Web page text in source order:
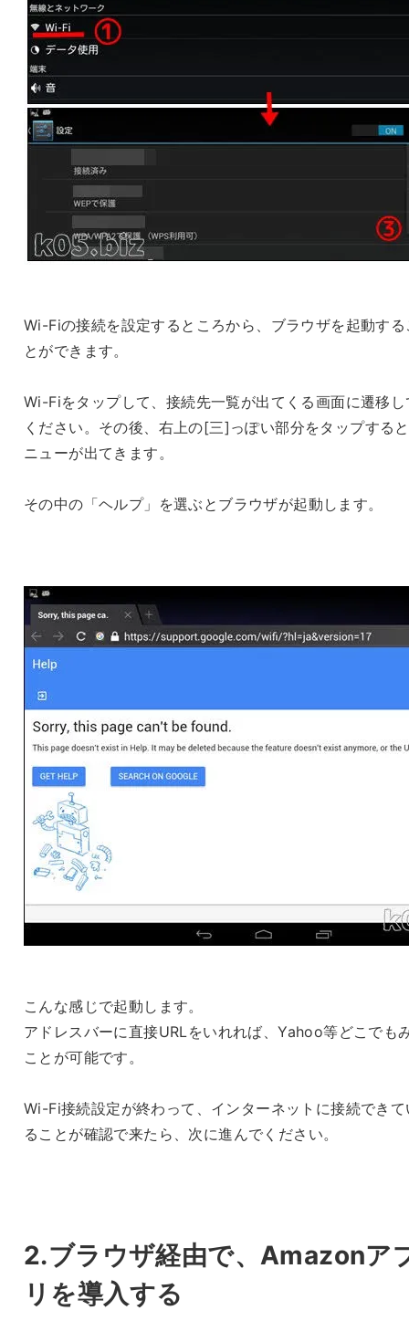
Wi-Fiの接続を設定するところから、ブラウザを起動する
とができます。
Wi-Fiをタップして、接続先一覧が出てくる画面に遷移し
ください。その後、右上の[三]っぽい部分をタップする
ニューが出てきます。
その中の「ヘルプ」を選ぶとブラウザが起動します。
こんな感じで起動します。
アドレスバーに直接URLをいれれば、Yahoo等どこでも
ことが可能です。
Wi-Fi接続設定が終わって、インターネットに接続できて
ることが確認で来たら、次に進んでください。
2.ブラウザ経由で、Amazonア
リを導入する